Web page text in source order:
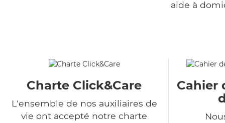
aide à
Charte Click&Care
L'ensemble de nos auxiliaires de
vie ont accepté notre charte
Cahier